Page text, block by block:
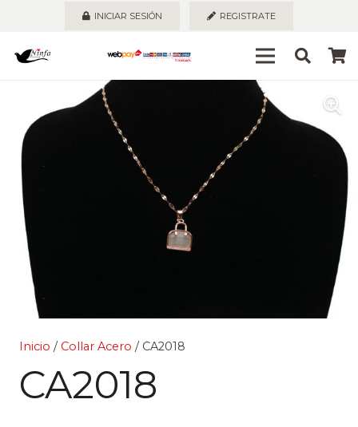
INICIAR SESIÓN REGISTRATE
Inicio / Collar Acero / CA2018
CA2018